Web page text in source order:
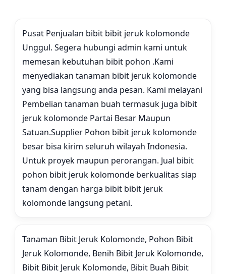
Pusat Penjualan bibit bibit jeruk kolomonde
Unggul. Segera hubungi admin kami untuk
memesan kebutuhan bibit pohon .Kami
menyediakan tanaman bibit jeruk kolomonde
yang bisa langsung anda pesan. Kami melayani
Pembelian tanaman buah termasuk juga bibit
jeruk kolomonde Partai Besar Maupun
Satuan.Supplier Pohon bibit jeruk kolomonde
besar bisa kirim seluruh wilayah Indonesia.
Untuk proyek maupun perorangan. Jual bibit
pohon bibit jeruk kolomonde berkualitas siap
tanam dengan harga bibit bibit jeruk
kolomonde langsung petani.
Tanaman Bibit Jeruk Kolomonde, Pohon Bibit
Jeruk Kolomonde, Benih Bibit Jeruk Kolomonde,
Bibit Bibit Jeruk Kolomonde, Bibit Buah Bibit